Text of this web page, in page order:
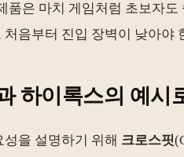
품은 마치 게임처럼 초보자
음부터 진입 장벽이 낮아야
하이록스의 예시
을 설명하기 위해 크로스핏